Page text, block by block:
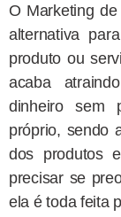
O Marketing
alternativa
produto ou
acaba
dinheiro sem
próprio, sendo
dos produtos
precisar se
ela é toda feita